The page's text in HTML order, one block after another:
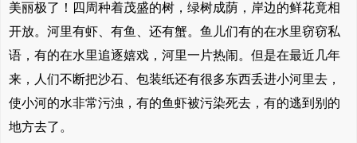
美丽极了！四周种着茂盛的树，绿树成荫，岸边的鲜花竟相
开放。河里有虾、有鱼、还有蟹。鱼儿们有的在水里窃窃私
语，有的在水里追逐嬉戏，河里一片热闹。但是在最近几年
来，人们不断把沙石、包装纸还有很多东西丢进小河里去，
使小河的水非常污浊，有的鱼虾被污染死去，有的逃到别的
地方去了。